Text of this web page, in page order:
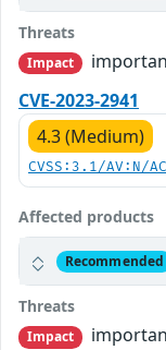
Threats
Impact
CVE-2023-2941
4.3 (Medium)
CVSS:3.1/AV:N/
Affected products
Recommended
Threats
Impact